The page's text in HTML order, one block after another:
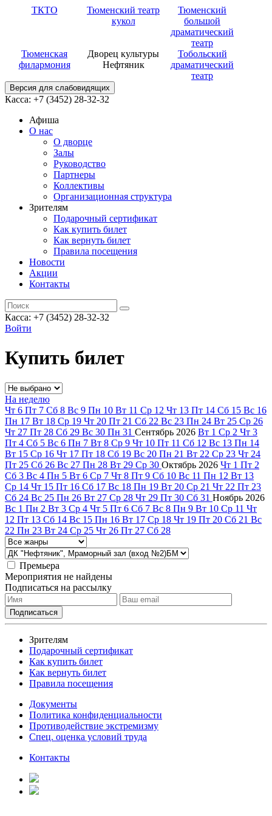
ТКТО
Тюменский театр
кукол
Тюменский
большой
драматический
театр
Тюменская
филармония
Дворец культуры
Нефтяник
Тобольский
драматический
театр
Версия для слабовидящих
Касса: +7 (3452) 28-32-32
Афиша
О нас
О дворце
Залы
Руководство
Партнеры
Коллективы
Организационная структура
Зрителям
Подарочный сертификат
Как купить билет
Как вернуть билет
Правила посещения
Новости
Акции
Контакты
Касса: +7 (3452) 28-32-32
Войти
Купить билет
На неделю
Чт 6 Пт 7 Сб 8 Вс 9 Пн 10 Вт 11 Ср 12 Чт 13 Пт 14 Сб 15 Вс 16
Пн 17 Вт 18 Ср 19 Чт 20 Пт 21 Сб 22 Вс 23 Пн 24 Вт 25 Ср 26
Чт 27 Пт 28 Сб 29 Вс 30 Пн 31 Сентябрь 2026 Вт 1 Ср 2 Чт 3
Пт 4 Сб 5 Вс 6 Пн 7 Вт 8 Ср 9 Чт 10 Пт 11 Сб 12 Вс 13 Пн 14
Вт 15 Ср 16 Чт 17 Пт 18 Сб 19 Вс 20 Пн 21 Вт 22 Ср 23 Чт 24
Пт 25 Сб 26 Вс 27 Пн 28 Вт 29 Ср 30 Октябрь 2026 Чт 1 Пт 2
Сб 3 Вс 4 Пн 5 Вт 6 Ср 7 Чт 8 Пт 9 Сб 10 Вс 11 Пн 12 Вт 13
Ср 14 Чт 15 Пт 16 Сб 17 Вс 18 Пн 19 Вт 20 Ср 21 Чт 22 Пт 23
Сб 24 Вс 25 Пн 26 Вт 27 Ср 28 Чт 29 Пт 30 Сб 31 Ноябрь 2026
Вс 1 Пн 2 Вт 3 Ср 4 Чт 5 Пт 6 Сб 7 Вс 8 Пн 9 Вт 10 Ср 11 Чт
12 Пт 13 Сб 14 Вс 15 Пн 16 Вт 17 Ср 18 Чт 19 Пт 20 Сб 21 Вс
22 Пн 23 Вт 24 Ср 25 Чт 26 Пт 27 Сб 28
Премьера
Мероприятия не найдены
Подписаться на рассылку
Зрителям
Подарочный сертификат
Как купить билет
Как вернуть билет
Правила посещения
Документы
Политика конфиденциальности
Противодействие экстремизму
Спец. оценка условий труда
Контакты